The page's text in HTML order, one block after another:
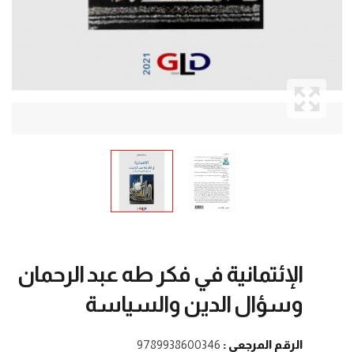
الإئتمانية في‭ ‬فكر‭ ‬طه‭ ‬عبد‭ ‬الرحمان
وسؤال‭ ‬الدين‭ ‬والسياسة
الرقم المرجعي : 9789938600346